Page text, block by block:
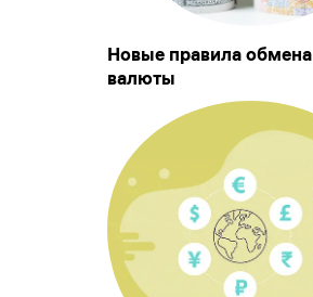
Новые правила обмена
валюты